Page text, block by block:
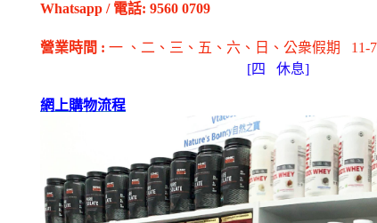
Whatsapp / 電話: 9560 0709
營業時間 : 一 、二、三、五 、六 、日 、公衆假期
11-
[四 休息]
網上購物流程